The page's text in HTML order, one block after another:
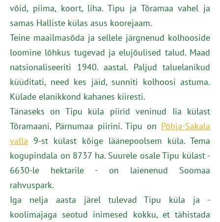
võid, piima, koort, liha. Tipu ja Tõramaa vahel ja
samas Halliste külas asus koorejaam.
Teine maailmasõda ja sellele järgnenud kolhooside
loomine lõhkus tugevad ja elujõulised talud. Maad
natsionaliseeriti 1940. aastal. Paljud taluelanikud
küüditati, need kes jäid, sunniti kolhoosi astuma.
Külade elanikkond kahanes kiiresti.
Tänaseks on Tipu küla piirid veninud Iia külast
Tõramaani, Pärnumaa piirini. Tipu on Põhja-Sakala
valla 9-st külast kõige läänepoolsem küla. Tema
kogupindala on 8737 ha. Suurele osale Tipu külast -
6630-le hektarile - on laienenud Soomaa
rahvuspark.
Iga nelja aasta järel tulevad Tipu küla ja -
koolimajaga seotud inimesed kokku, et tähistada